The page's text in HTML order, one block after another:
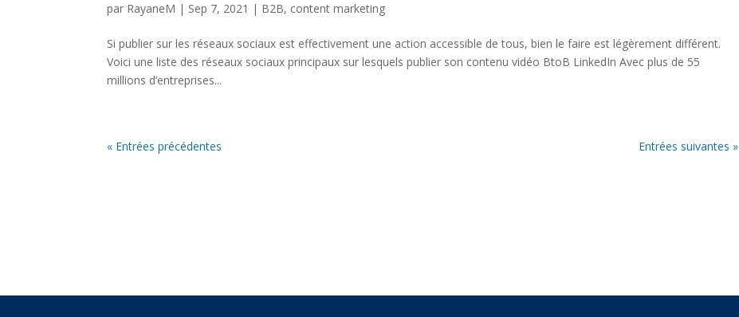
par RayaneM | Sep 7, 2021 | B2B, content marketing
Si publier sur les réseaux sociaux est effectivement une action accessible de tous, bien le faire est légèrement différent.
Voici une liste des réseaux sociaux principaux sur lesquels publier son contenu vidéo BtoB LinkedIn Avec plus de 55
millions d’entreprises...
« Entrées précédentes Entrées suivantes »